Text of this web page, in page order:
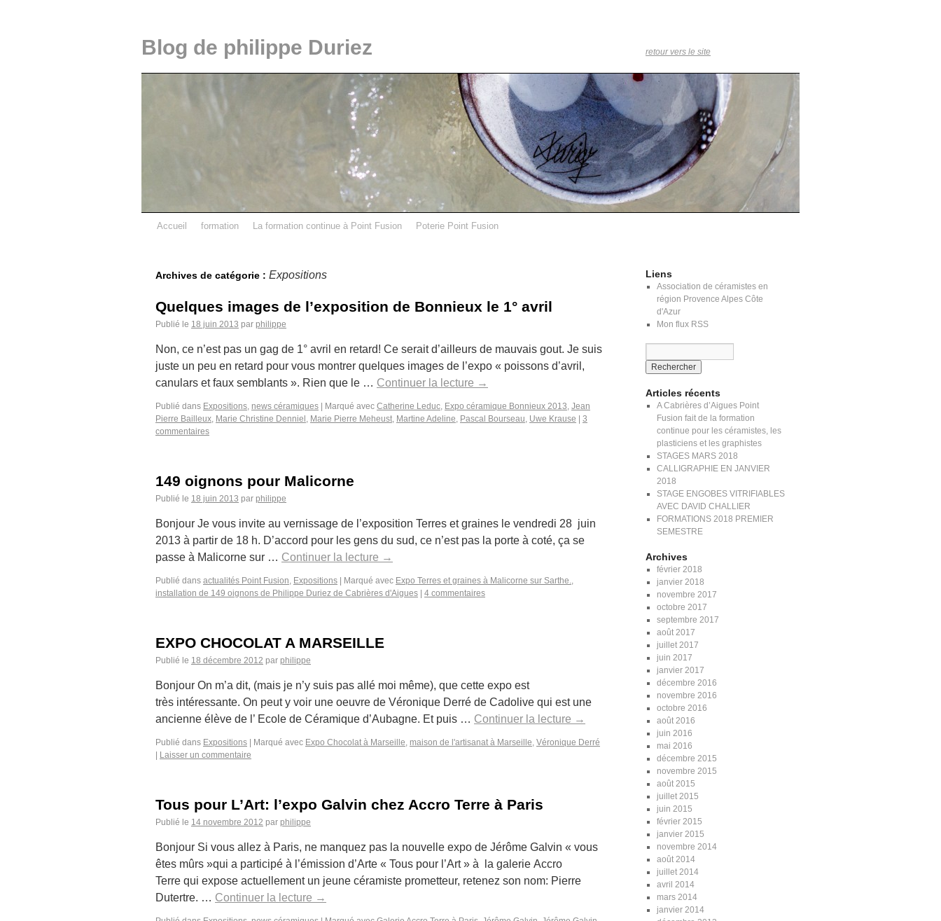
Blog de philippe Duriez retour vers le site
Accueil formation La formation continue à Point Fusion Poterie Point Fusion
Archives de catégorie : Expositions
Quelques images de l’exposition de Bonnieux le 1° avril
Publié le 18 juin 2013 par philippe
Non, ce n’est pas un gag de 1° avril en retard! Ce serait d’ailleurs de mauvais gout. Je suis
juste un peu en retard pour vous montrer quelques images de l’expo « poissons d’avril,
canulars et faux semblants ». Rien que le … Continuer la lecture →
Publié dans Expositions, news céramiques Marqué avec Catherine Leduc, Expo céramique Bonnieux 2013, Jean
Pierre Bailleux, Marie Christine Denniel , Marie Pierre Meheust, Martine Adeline, Pascal Bourseau, Uwe Krause
3
commentaires
149 oignons pour Malicorne
Publié le 18 juin 2013 par philippe
Bonjour Je vous invite au vernissage de l’exposition Terres et graines le vendredi 28 juin
2013 à partir de 18 h. D’accord pour les gens du sud, ce n’est pas la porte à coté, ça se
passe à Malicorne sur … Continuer la lecture →
Publié dans actualités Point Fusion, Expositions Marqué avec Expo Terres et graines à Malicorne sur Sarthe.,
installation de 149 oignons de Philippe Duriez de Cabrières d'Aigues
4 commentaires
EXPO CHOCOLAT A MARSEILLE
Publié le 18 décembre 2012 par philippe
Bonjour On m’a dit, (mais je n’y suis pas allé moi même), que cette expo est
très intéressante. On peut y voir une oeuvre de Véronique Derré de Cadolive qui est une
ancienne élève de l’ Ecole de Céramique d’Aubagne. Et puis … Continuer la lecture →
Publié dans Expositions Marqué avec Expo Chocolat à Marseille, maison de l'artisanat à Marseille, Véronique Derré
Laisser un commentaire
Tous pour L’Art: l’expo Galvin chez Accro Terre à Paris
Publié le 14 novembre 2012 par philippe
Bonjour Si vous allez à Paris, ne manquez pas la nouvelle expo de Jérôme Galvin « vous
êtes mûrs »qui a participé à l’émission d’Arte « Tous pour l’Art » à la galerie Accro
Terre qui expose actuellement un jeune céramiste prometteur, retenez son nom: Pierre
Dutertre. … Continuer la lecture →
Liens
Association de céramistes en
région Provence Alpes Côte
d'Azur
Mon flux RSS
Articles récents
A Cabrières d’Aigues Point
Fusion fait de la formation
continue pour les céramistes, les
plasticiens et les graphistes
STAGES MARS 2018
CALLIGRAPHIE EN JANVIER
2018
STAGE ENGOBES VITRIFIABLES
AVEC DAVID CHALLIER
FORMATIONS 2018 PREMIER
SEMESTRE
Archives
février 2018
janvier 2018
novembre 2017
octobre 2017
septembre 2017
août 2017
juillet 2017
juin 2017
janvier 2017
décembre 2016
novembre 2016
octobre 2016
août 2016
juin 2016
mai 2016
décembre 2015
novembre 2015
août 2015
juillet 2015
juin 2015
février 2015
janvier 2015
novembre 2014
août 2014
juillet 2014
avril 2014
mars 2014
janvier 2014